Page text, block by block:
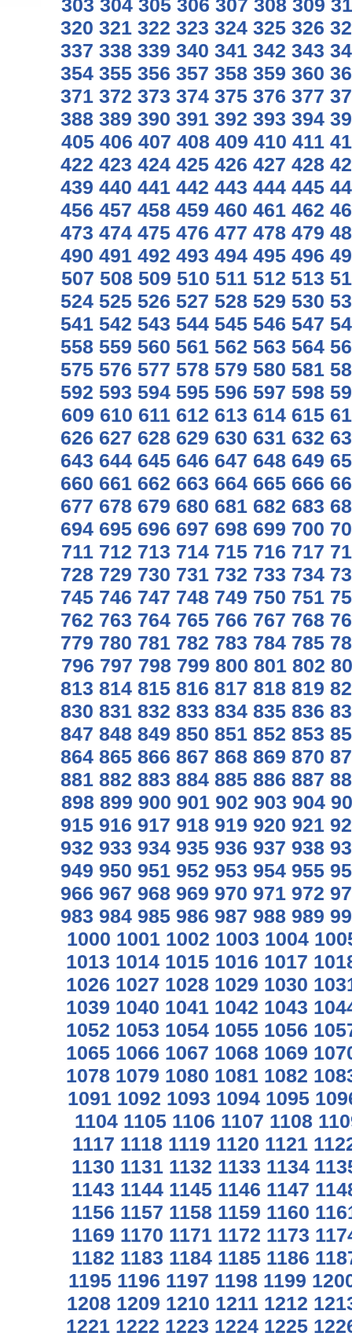
303 304 305 306 307 308 309
320 321 322 323 324 325 326
337 338 339 340 341 342 343
354 355 356 357 358 359 360
371 372 373 374 375 376 377
388 389 390 391 392 393 394
405 406 407 408 409 410 411
422 423 424 425 426 427 428
439 440 441 442 443 444 445
456 457 458 459 460 461 462
473 474 475 476 477 478 479
490 491 492 493 494 495 496
507 508 509 510 511 512 513
524 525 526 527 528 529 530
541 542 543 544 545 546 547
558 559 560 561 562 563 564
575 576 577 578 579 580 581
592 593 594 595 596 597 598
609 610 611 612 613 614 615
626 627 628 629 630 631 632
643 644 645 646 647 648 649
660 661 662 663 664 665 666
677 678 679 680 681 682 683
694 695 696 697 698 699 700
711 712 713 714 715 716 717
728 729 730 731 732 733 734
745 746 747 748 749 750 751
762 763 764 765 766 767 768
779 780 781 782 783 784 785
796 797 798 799 800 801 802
813 814 815 816 817 818 819
830 831 832 833 834 835 836
847 848 849 850 851 852 853
864 865 866 867 868 869 870
881 882 883 884 885 886 887
898 899 900 901 902 903 904
915 916 917 918 919 920 921
932 933 934 935 936 937 938
949 950 951 952 953 954 955
966 967 968 969 970 971 972
983 984 985 986 987 988 989
1000 1001 1002 1003 1004
1013 1014 1015 1016 1017
1026 1027 1028 1029 1030
1039 1040 1041 1042 1043
1052 1053 1054 1055 1056
1065 1066 1067 1068 1069
1078 1079 1080 1081 1082
1091 1092 1093 1094 1095
1104 1105 1106 1107 1108
1117 1118 1119 1120 1121
1130 1131 1132 1133 1134
1143 1144 1145 1146 1147
1156 1157 1158 1159 1160
1169 1170 1171 1172 1173
1182 1183 1184 1185 1186
1195 1196 1197 1198 1199
1208 1209 1210 1211 1212
1221 1222 1223 1224 1225